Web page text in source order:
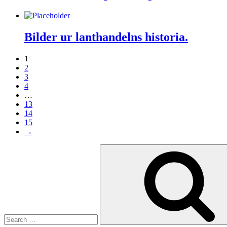
Bilder ur lanthandelns historia.
1
2
3
4
…
13
14
15
→